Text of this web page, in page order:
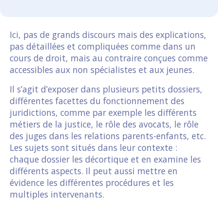
Ici, pas de grands discours mais des explications,
pas détaillées et compliquées comme dans un
cours de droit, mais au contraire conçues comme
accessibles aux non spécialistes et aux jeunes.
Il s’agit d’exposer dans plusieurs petits dossiers,
différentes facettes du fonctionnement des
juridictions, comme par exemple les différents
métiers de la justice, le rôle des avocats, le rôle
des juges dans les relations parents-enfants, etc.
Les sujets sont situés dans leur contexte :
chaque dossier les décortique et en examine les
différents aspects. Il peut aussi mettre en
évidence les différentes procédures et les
multiples intervenants.